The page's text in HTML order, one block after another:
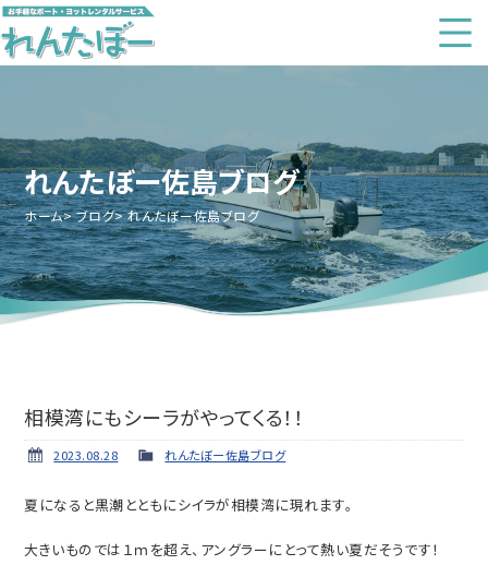
れんたぼー佐島ブログ
ホーム ブログ れんたぼー佐島ブログ
相模湾にもシーラがやってくる！！
2023.08.28 れんたぼー佐島ブログ
夏になると黒潮とともにシイラが相模湾に現れます。
大きいものでは１ｍを超え、アングラーにとって熱い夏だそうです！